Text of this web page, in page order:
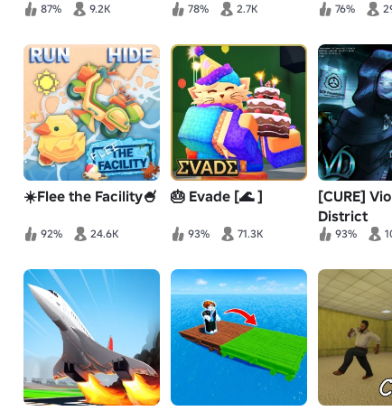
87% 9.2K 78% 2.7K 76%
☀️Flee the Facility🍧
92% 24.6K
🎂 Evade [🌊 ]
93% 71.3K
[CURE]
District
93%